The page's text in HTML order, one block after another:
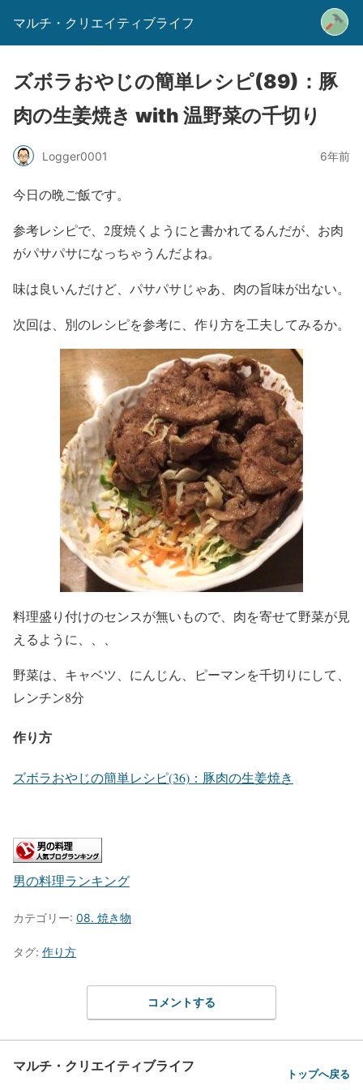
マルチ・クリエイティブライフ
ズボラおやじの簡単レシピ(89)：豚
肉の生姜焼き with 温野菜の千切り
Logger0001 6年前
今日の晩ご飯です。
参考レシピで、2度焼くようにと書かれてるんだが、お肉
がパサパサになっちゃうんだよね。
味は良いんだけど、パサパサじゃあ、肉の旨味が出ない。
次回は、別のレシピを参考に、作り方を工夫してみるか。
料理盛り付けのセンスが無いもので、肉を寄せて野菜が見
えるように、、、
野菜は、キャベツ、にんじん、ピーマンを千切りにして、
レンチン8分
作り方
ズボラおやじの簡単レシピ(36)：豚肉の生姜焼き
男の料理ランキング
カテゴリー: 08. 焼き物
タグ: 作り方
コメントする
マルチ・クリエイティブライフ トップへ戻る